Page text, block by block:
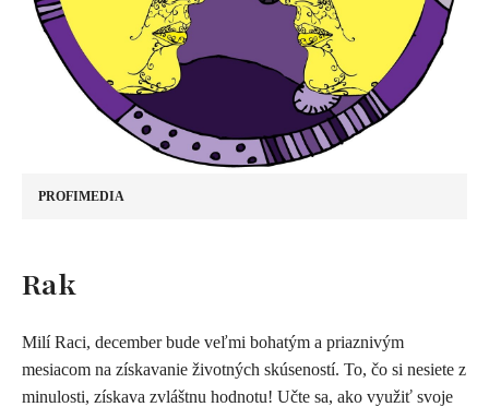
PROFIMEDIA
​Rak
Milí Raci, december bude veľmi bohatým a priaznivým
mesiacom na získavanie životných skúseností. To, čo si nesiete z
minulosti, získava zvláštnu hodnotu! Učte sa, ako využiť svoje